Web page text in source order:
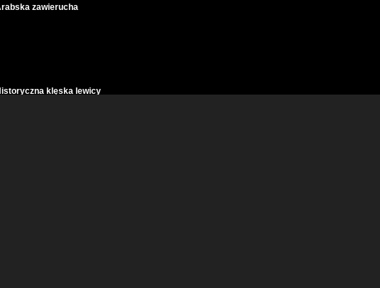
zawierucha
klęska lewicy